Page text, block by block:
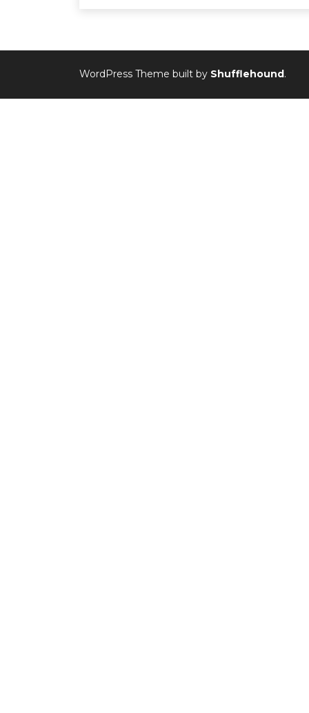
WordPress Theme built by Shufflehound .